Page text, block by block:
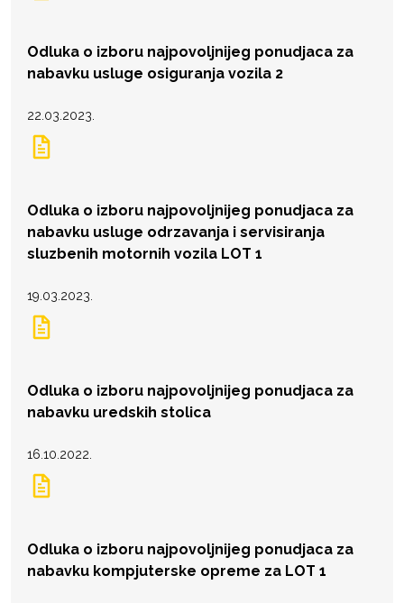
Odluka o izboru najpovoljnijeg ponudjaca za
nabavku usluge osiguranja vozila 2
22.03.2023.
Odluka o izboru najpovoljnijeg ponudjaca za
nabavku usluge odrzavanja i servisiranja
sluzbenih motornih vozila LOT 1
19.03.2023.
Odluka o izboru najpovoljnijeg ponudjaca za
nabavku uredskih stolica
16.10.2022.
Odluka o izboru najpovoljnijeg ponudjaca za
nabavku kompjuterske opreme za LOT 1